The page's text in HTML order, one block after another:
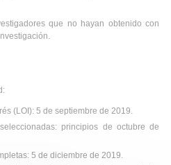
que no hayan obtenido con
(LOI): 5 de septiembre de 2019.
principios de octubre de
5 de diciembre de 2019.